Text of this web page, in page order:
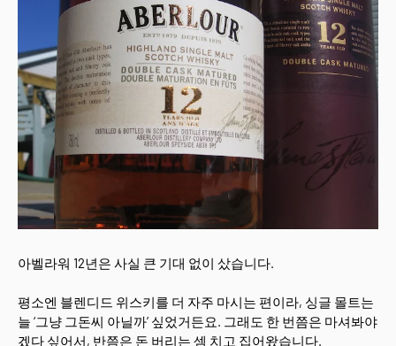
아벨라워 12년은 사실 큰 기대 없이 샀습니다.
평소엔 블렌디드 위스키를 더 자주 마시는 편이라, 싱글 몰트는
늘 ‘그냥 그돈씨 아닐까’ 싶었거든요. 그래도 한 번쯤은 마셔봐야
겠다 싶어서, 반쯤은 돈 버리는 셈 치고 집어왔습니다.